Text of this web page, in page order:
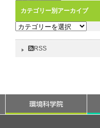
ー
カ
イ
カテゴリー別アーカイブ
カ
ゴ
カ
RSS